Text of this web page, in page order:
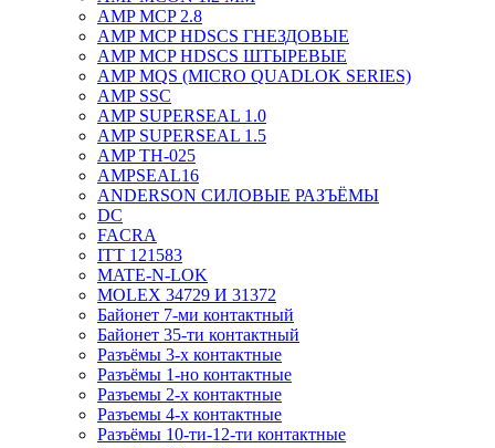
AMP MCP 2.8
AMP MCP HDSCS ГНЕЗДОВЫЕ
AMP MCP HDSCS ШТЫРЕВЫЕ
AMP MQS (MICRO QUADLOK SERIES)
AMP SSC
AMP SUPERSEAL 1.0
AMP SUPERSEAL 1.5
AMP ТН-025
AMPSEAL16
ANDERSON СИЛОВЫЕ РАЗЪЁМЫ
DC
FACRA
ITT 121583
MATE-N-LOK
MOLEX 34729 И 31372
Байонет 7-ми контактный
Байонет 35-ти контактный
Разъёмы 3-х контактные
Разъёмы 1-но контактные
Разъемы 2-х контактные
Разъемы 4-х контактные
Разъёмы 10-ти-12-ти контактные